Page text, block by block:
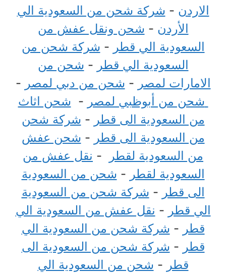
الاردن - شركة شحن من السعودية الي
الأردن - شحن ونقل عفش من
السعودية الي قطر - شركة شحن من
السعودية الي قطر - شحن من
الامارات لمصر - شحن من دبي لمصر -
شحن من أبوظبي لمصر - شحن اثاث
من السعودية الى قطر - شركة شحن
من السعودية الى قطر - شحن عفش
من السعودية لقطر
- نقل عفش من
السعودية لقطر - شحن من السعودية
الى قطر - شركة شحن من السعودية
الي قطر - نقل عفش من السعودية الي
قطر - شركة شحن من السعودية الي
قطر - شركة شحن من السعودية الى
قطر - شحن من السعودية الي